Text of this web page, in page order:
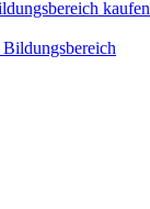
kaufen